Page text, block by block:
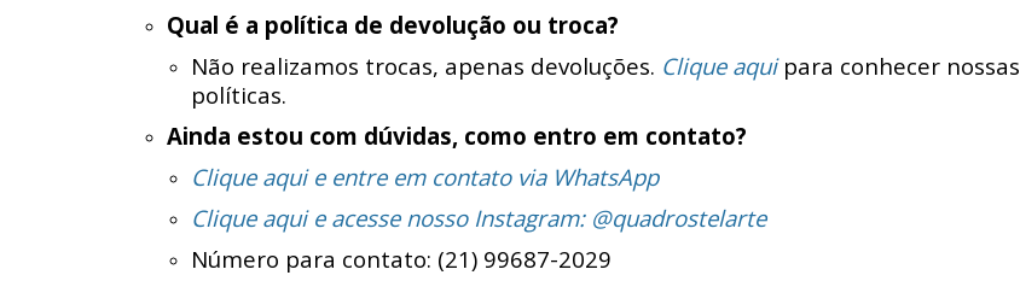
Qual é a política de devolução ou troca?
Não realizamos trocas, apenas devoluções. Clique aqui para conhecer nossas
políticas.
Ainda estou com dúvidas, como entro em contato?
Clique aqui e entre em contato via WhatsApp
Clique aqui e acesse nosso Instagram: @quadrostelarte
Número para contato: (21) 99687-2029